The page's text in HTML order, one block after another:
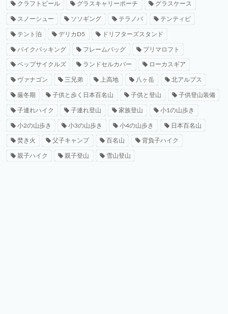
クラフトビール グラスキャリーポーチ グラスケース
スノーシュー ソソギング テラノバ テンティピ
テント泊 デリカD5 ドリフターズスタンド
バイクパッキング フレームバッグ プリマロフト
ペップサイクルズ ランドセルカバー ローカスギア
ヴァナゴン 三兄弟 上高地 八ヶ岳 北アルプス
厳冬期 子供と歩く日本百名山 子供と登山 子供登山装備
子連れハイク 子連れ登山 家族登山 小1の山歩き
小2の山歩き 小3の山歩き 小4の山歩き 日本百名山
焚き火 父子キャンプ 百名山 背負子ハイク
親子ハイク 親子登山 雪山登山